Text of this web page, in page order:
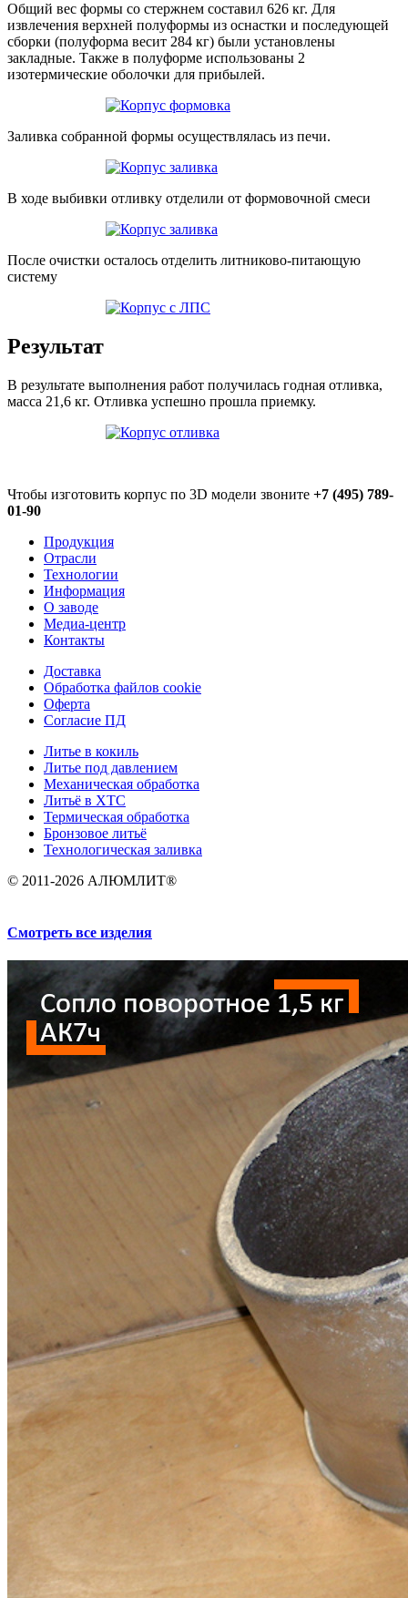
Общий вес формы со стержнем составил 626 кг. Для
извлечения верхней полуформы из оснастки и последующей
сборки (полуформа весит 284 кг) были установлены
закладные. Также в полуформе использованы 2
изотермические оболочки для прибылей.
Заливка собранной формы осуществлялась из печи.
В ходе выбивки отливку отделили от формовочной смеси
После очистки осталось отделить литниково-питающую
систему
Результат
В результате выполнения работ получилась годная отливка,
масса 21,6 кг. Отливка успешно прошла приемку.
Чтобы изготовить корпус по 3D модели звоните +7 (495) 789-
01-90
Продукция
Отрасли
Технологии
Информация
О заводе
Медиа-центр
Контакты
Доставка
Обработка файлов cookie
Оферта
Согласие ПД
Литье в кокиль
Литье под давлением
Механическая обработка
Литьё в ХТС
Термическая обработка
Бронзовое литьё
Технологическая заливка
© 2011-2026 АЛЮМЛИТ®
Смотреть все изделия